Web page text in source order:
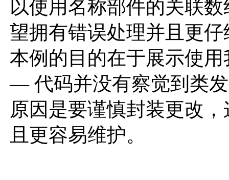
以使用名称部件的关联
望拥有错误处理并且更
本例的目的在于展示使
— 代码并没有察觉到类
原因是要谨慎封装更改
且更容易维护。